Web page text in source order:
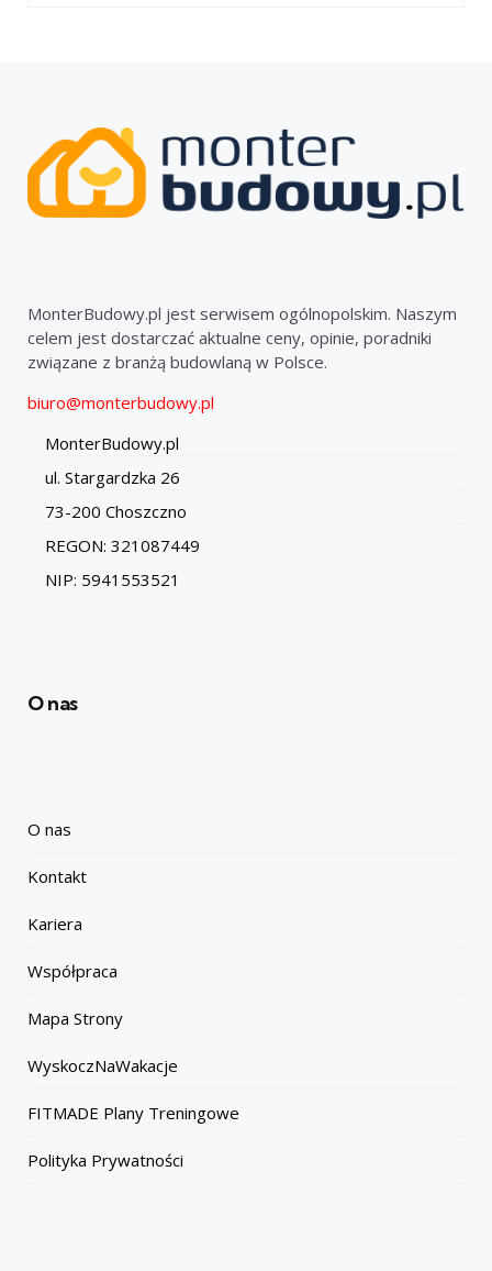
MonterBudowy.pl jest serwisem ogólnopolskim. Naszym
celem jest dostarczać aktualne ceny, opinie, poradniki
związane z branżą budowlaną w Polsce.
biuro@monterbudowy.pl
MonterBudowy.pl
ul. Stargardzka 26
73-200 Choszczno
REGON: 321087449
NIP: 5941553521
O nas
O nas
Kontakt
Kariera
Współpraca
Mapa Strony
WyskoczNaWakacje
FITMADE Plany Treningowe
Polityka Prywatności